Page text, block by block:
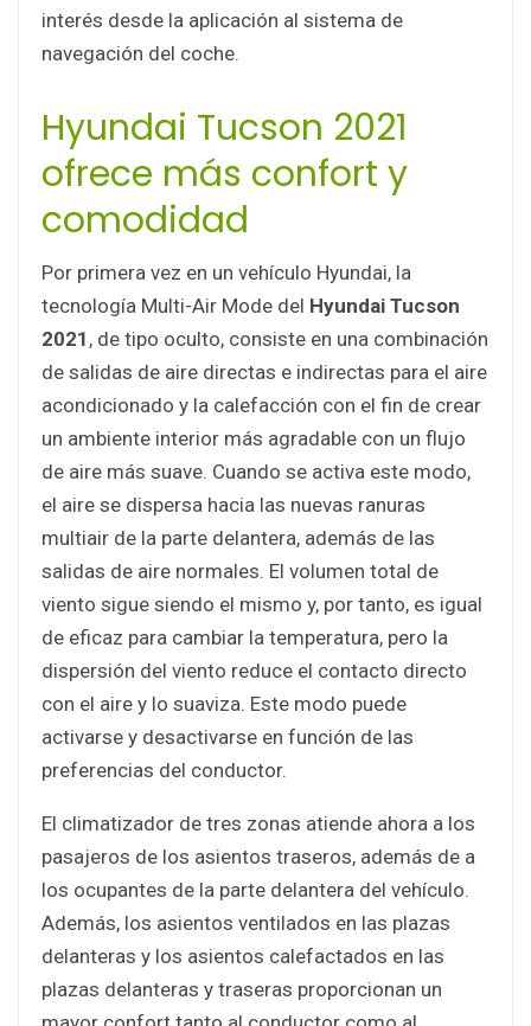
interés desde la aplicación al sistema de
navegación del coche.
Hyundai Tucson 2021
ofrece más confort y
comodidad
Por primera vez en un vehículo Hyundai, la
tecnología Multi-Air Mode del Hyundai Tucson
2021 , de tipo oculto, consiste en una combinación
de salidas de aire directas e indirectas para el aire
acondicionado y la calefacción con el fin de crear
un ambiente interior más agradable con un flujo
de aire más suave. Cuando se activa este modo,
el aire se dispersa hacia las nuevas ranuras
multiair de la parte delantera, además de las
salidas de aire normales. El volumen total de
viento sigue siendo el mismo y, por tanto, es igual
de eficaz para cambiar la temperatura, pero la
dispersión del viento reduce el contacto directo
con el aire y lo suaviza. Este modo puede
activarse y desactivarse en función de las
preferencias del conductor.
El climatizador de tres zonas atiende ahora a los
pasajeros de los asientos traseros, además de a
los ocupantes de la parte delantera del vehículo.
Además, los asientos ventilados en las plazas
delanteras y los asientos calefactados en las
plazas delanteras y traseras proporcionan un